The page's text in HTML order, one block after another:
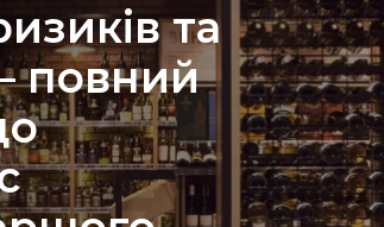
та
повний